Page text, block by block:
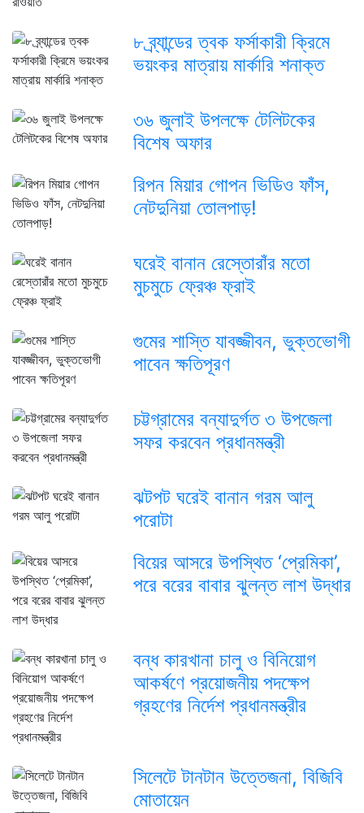
৮ ব্র্যান্ডের ত্বক ফর্সাকারী ক্রিমে
ভয়ংকর মাত্রায় মার্কারি শনাক্ত
৩৬ জুলাই উপলক্ষে টেলিটকের
বিশেষ অফার
রিপন মিয়ার গোপন ভিডিও ফাঁস,
নেটদুনিয়া তোলপাড়!
ঘরেই বানান রেস্তোরাঁর মতো
মুচমুচে ফ্রেঞ্চ ফ্রাই
গুমের শাস্তি যাবজ্জীবন, ভুক্তভোগী
পাবেন ক্ষতিপূরণ
চট্টগ্রামের বন্যাদুর্গত ৩ উপজেলা
সফর করবেন প্রধানমন্ত্রী
ঝটপট ঘরেই বানান গরম আলু
পরোটা
বিয়ের আসরে উপস্থিত ‘প্রেমিকা’,
পরে বরের বাবার ঝুলন্ত লাশ উদ্ধার
বন্ধ কারখানা চালু ও বিনিয়োগ
আকর্ষণে প্রয়োজনীয় পদক্ষেপ
গ্রহণের নির্দেশ প্রধানমন্ত্রীর
সিলেটে টানটান উত্তেজনা, বিজিবি
মোতায়েন